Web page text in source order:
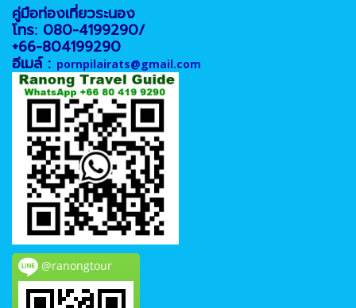
คู่มือท่องเที่ยวระนอง
โทร: 080-4199290/
+66-804199290
อีเมล์ : pornpilairats@gmail.com
@ranongtour